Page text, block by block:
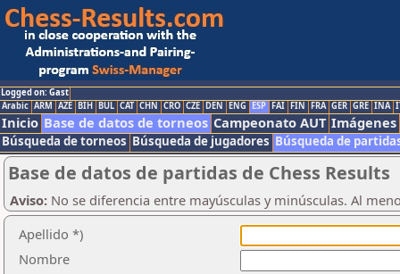
Logged on: Gast
Arabic ARM AZE BIH BUL CAT CHN CRO CZE DEN ENG ESP FAI FIN FRA GER GRE INA
Inicio Base de datos de torneos Campeonato AUT Imágenes
Búsqueda de torneos Búsqueda de jugadores Búsqueda de
Base de datos de partidas de Chess Results
Aviso: No se diferencia entre mayúsculas y minúsculas. Al
Apellido *)
Nombre